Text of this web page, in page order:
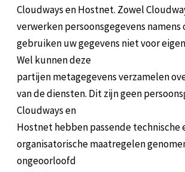
Cloudways en Hostnet. Zowel
verwerken persoonsgegevens namens
gebruiken uw gegevens niet voor
Wel kunnen deze
partijen metagegevens verzamelen
van de diensten. Dit zijn geen
Cloudways en
Hostnet hebben passende technische
organisatorische maatregelen
ongeoorloofd